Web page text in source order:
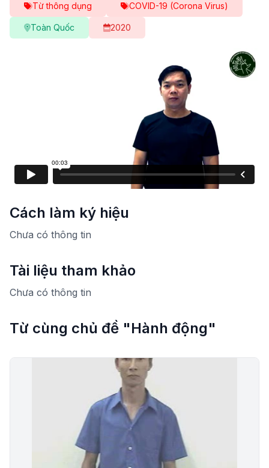
Từ thông dụng COVID-19 (Corona Virus)
Toàn Quốc 2020
Cách làm ký hiệu
Chưa có thông tin
Tài liệu tham khảo
Chưa có thông tin
Từ cùng chủ đề "Hành động"